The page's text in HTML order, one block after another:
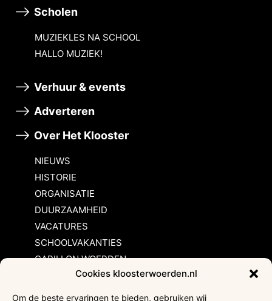
Cookies kloosterwoerden.nl
Om de beste ervaringen te bieden, gebruiken wij
Scholen
MUZIEKLES NA SCHOOL
HALLO MUZIEK!
Verhuur & events
Adverteren
Over Het Klooster
NIEUWS
HISTORIE
ORGANISATIE
DUURZAAMHEID
VACATURES
SCHOOLVAKANTIES
CARILLON WOERDEN
Inschrijvingsvoorwaarden